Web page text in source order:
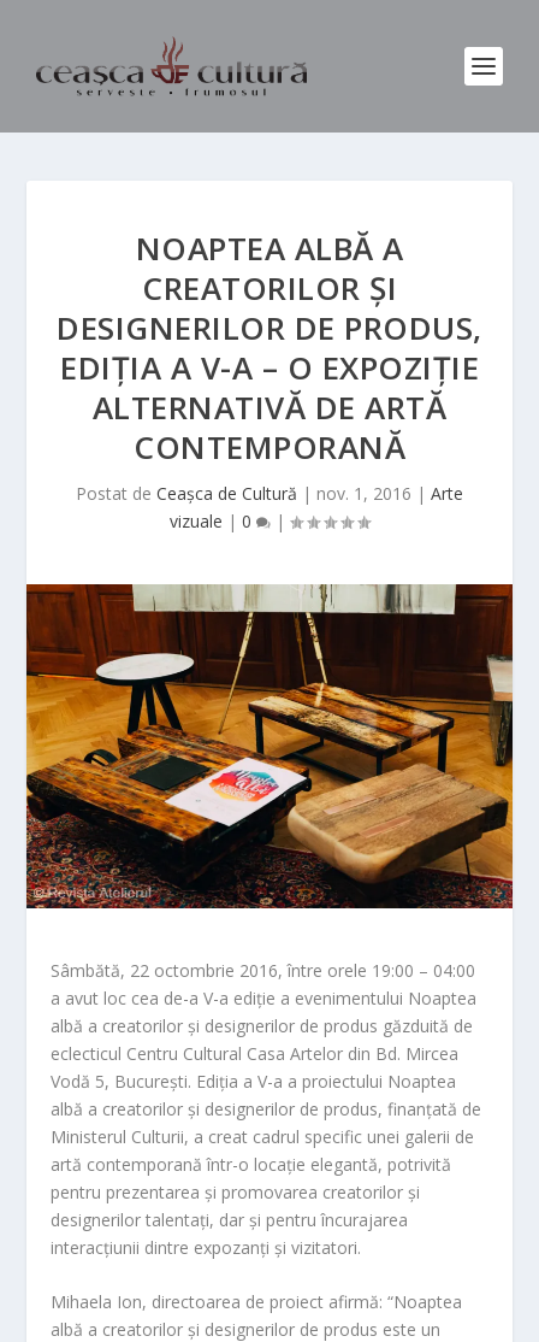
NOAPTEA ALBĂ A
CREATORILOR ȘI
DESIGNERILOR DE PRODUS,
EDIȚIA A V-A – O EXPOZIȚIE
ALTERNATIVĂ DE ARTĂ
CONTEMPORANĂ
Postat de Ceașca de Cultură | nov. 1, 2016 | Arte
vizuale | 0 |
Sâmbătă, 22 octombrie 2016, între orele 19:00 – 04:00
a avut loc cea de-a V-a ediție a evenimentului Noaptea
albă a creatorilor și designerilor de produs găzduită de
eclecticul Centru Cultural Casa Artelor din Bd. Mircea
Vodă 5, București. Ediția a V-a a proiectului Noaptea
albă a creatorilor și designerilor de produs, finanțată de
Ministerul Culturii, a creat cadrul specific unei galerii de
artă contemporană într-o locație elegantă, potrivită
pentru prezentarea și promovarea creatorilor și
designerilor talentați, dar și pentru încurajarea
interacțiunii dintre expozanți și vizitatori.
Mihaela Ion, directoarea de proiect afirmă: “Noaptea
albă a creatorilor și designerilor de produs este un